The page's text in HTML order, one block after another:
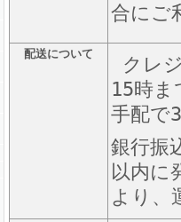
合にご
配送について
クレ
15時ま
手配で
銀行振
以内に
より、